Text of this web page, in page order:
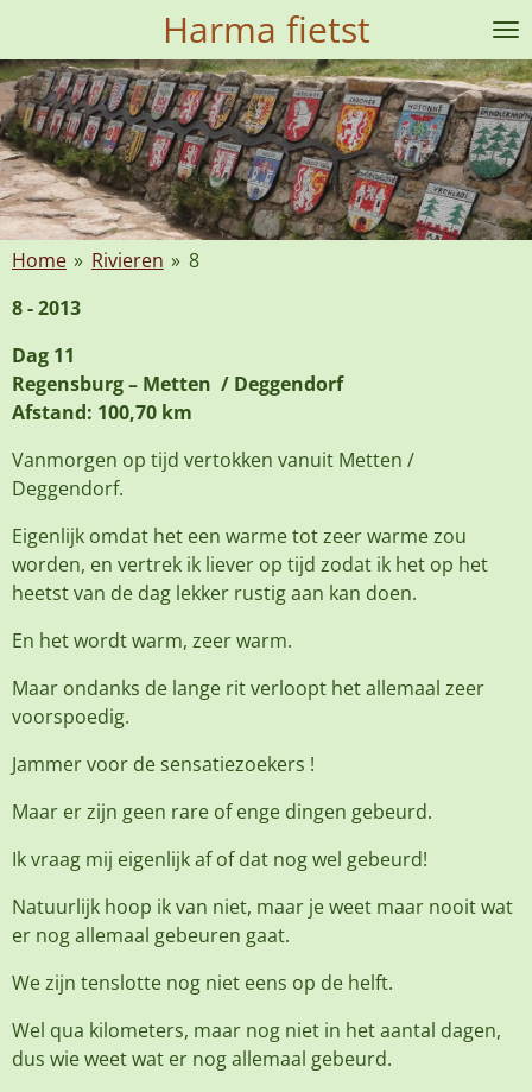
naar
de
hoofdinhoud
Harma fietst
Home » Rivieren » 8
8 - 2013
Dag 11
Regensburg – Metten / Deggendorf
Afstand: 100,70 km
Vanmorgen op tijd vertokken vanuit Metten /
Deggendorf.
Eigenlijk omdat het een warme tot zeer warme zou
worden, en vertrek ik liever op tijd zodat ik het op het
heetst van de dag lekker rustig aan kan doen.
En het wordt warm, zeer warm.
Maar ondanks de lange rit verloopt het allemaal zeer
voorspoedig.
Jammer voor de sensatiezoekers !
Maar er zijn geen rare of enge dingen gebeurd.
Ik vraag mij eigenlijk af of dat nog wel gebeurd!
Natuurlijk hoop ik van niet, maar je weet maar nooit wat
er nog allemaal gebeuren gaat.
We zijn tenslotte nog niet eens op de helft.
Wel qua kilometers, maar nog niet in het aantal dagen,
dus wie weet wat er nog allemaal gebeurd.